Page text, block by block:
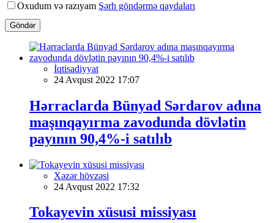
Oxudum və razıyam Şərh göndərmə qaydaları
Göndər
İqtisadiyyat
24 Avqust 2022 17:07
Hərraclarda Bünyad Sərdarov adına
maşınqayırma zavodunda dövlətin
payının 90,4%-i satılıb
Xəzər hövzəsi
24 Avqust 2022 17:32
Tokayevin xüsusi missiyası